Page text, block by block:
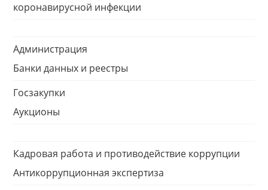
коронавирусной инфекции
Администрация
Банки данных и реестры
Госзакупки
Аукционы
Кадровая работа и противодействие коррупции
Антикоррупционная экспертиза